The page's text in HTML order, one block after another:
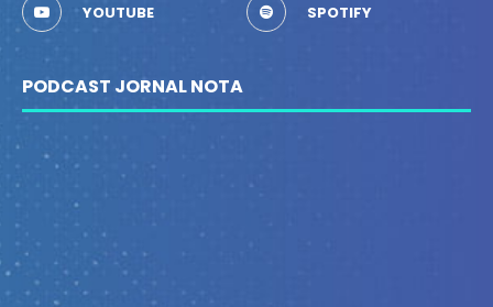
YOUTUBE SPOTIFY
PODCAST JORNAL NOTA